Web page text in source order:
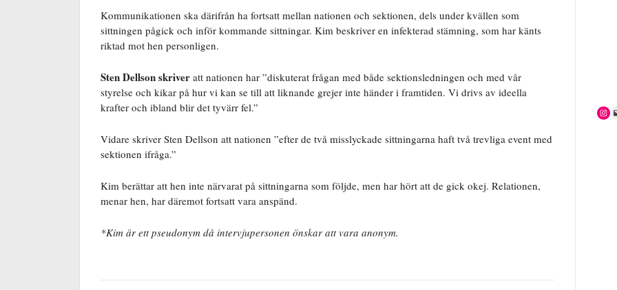
Kommunikationen ska därifrån ha fortsatt mellan nationen och sektionen, dels under kvällen som
sittningen pågick och inför kommande sittningar. Kim beskriver en infekterad stämning, som har känts
riktad mot hen personligen.
Sten Dellson skriver att nationen har ”diskuterat frågan med både sektionsledningen och med vår
styrelse och kikar på hur vi kan se till att liknande grejer inte händer i framtiden. Vi drivs av ideella
krafter och ibland blir det tyvärr fel.”
Vidare skriver Sten Dellson att nationen ”efter de två misslyckade sittningarna haft två trevliga event med
sektionen ifråga.”
Kim berättar att hen inte närvarat på sittningarna som följde, men har hört att de gick okej. Relationen,
menar hen, har däremot fortsatt vara anspänd.
*Kim är ett pseudonym då intervjupersonen önskar att vara anonym.